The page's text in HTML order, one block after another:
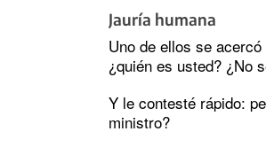
Jauría humana
Uno de ellos se
¿quién es usted? ¿No
Y le contesté rápido:
ministro?